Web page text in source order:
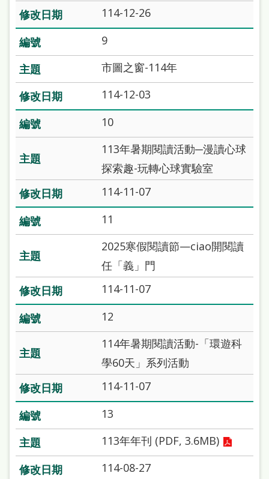
私
及
網
站
安
全
政
府
網
站
料
開
放
宣
著
作
權
侵
權
114-12-26
9
市圖之窗-114年
114-12-03
10
113年暑期閱讀活動─漫讀心球
探索趣-玩轉心球實驗室
114-11-07
11
2025寒假閱讀節—ciao開閱讀
任「義」門
114-11-07
12
114年暑期閱讀活動-「環遊科
學60天」系列活動
114-11-07
13
113年年刊 (PDF, 3.6MB)
114-08-27